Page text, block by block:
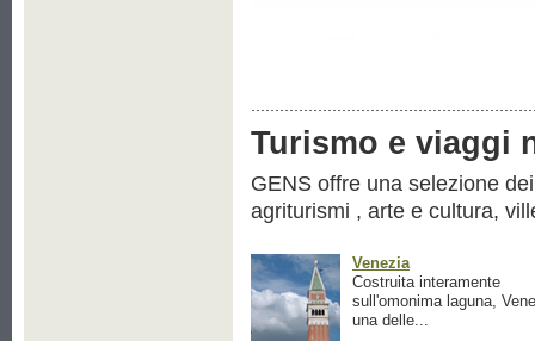
Turismo e viaggi
GENS offre una selezione
agriturismi , arte e cultura,
Venezia
Costruita interamente
sull'omonima laguna,
una delle...